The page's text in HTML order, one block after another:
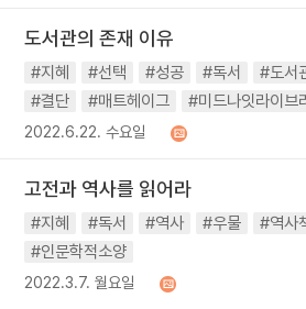
도서관의 존재 이유
#지혜 #선택 #성공 #독서 #도서
#결단
#매트헤이그 #미드나잇라이브
2022.6.22. 수요일
고전과 역사를 읽어라
#지혜 #독서 #역사 #우물 #역사
#인문학적소양
2022.3.7. 월요일